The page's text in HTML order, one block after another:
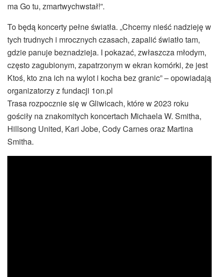
ma Go tu, zmartwychwstał!”.
To będą koncerty pełne światła. „Chcemy nieść nadzieję w
tych trudnych i mrocznych czasach, zapalić światło tam,
gdzie panuje beznadzieja. I pokazać, zwłaszcza młodym,
często zagubionym, zapatrzonym w ekran komórki, że jest
Ktoś, kto zna ich na wylot i kocha bez granic” – opowiadają
organizatorzy z fundacji 1on.pl
Trasa rozpocznie się w Gliwicach, które w 2023 roku
gościły na znakomitych koncertach Michaela W. Smitha,
Hillsong United, Kari Jobe, Cody Carnes oraz Martina
Smitha.